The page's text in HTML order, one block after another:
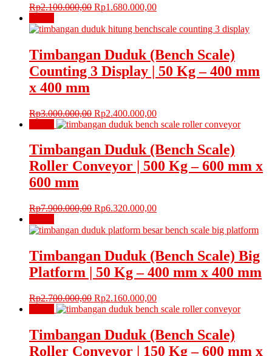
Rp2.100.000,00 Harga
adalah:
Rp1.680.000,00Harga
ini
Rp1.680.000,00.
Timbangan Duduk (Bench Scale)
Counting 3 Display | 50 Kg – 400 mm
x 400 mm
Rp3.000.000,00 Harga
aslinya
Rp3.000.000,00.
Rp2.400.000,00Harga
saat
adalah:
Rp2.400.000,00.
Timbangan Duduk (Bench Scale)
Roller Conveyor | 500 Kg – 600 mm x
600 mm
Rp7.900.000,00 Harga
adalah:
Rp6.320.000,00Harga
ini
Rp6.320.000,00.
Timbangan Duduk (Bench Scale) Big
Platform | 50 Kg – 400 mm x 400 mm
Rp2.700.000,00 Harga
aslinya
Rp2.700.000,00.
Rp2.160.000,00Harga
saat
adalah:
Rp2.160.000,00.
Timbangan Duduk (Bench Scale)
Roller Conveyor | 150 Kg – 600 mm x